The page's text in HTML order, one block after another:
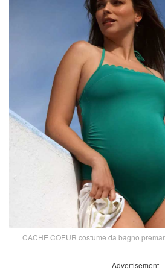
CACHE COEUR costume da bagno
Advertisement